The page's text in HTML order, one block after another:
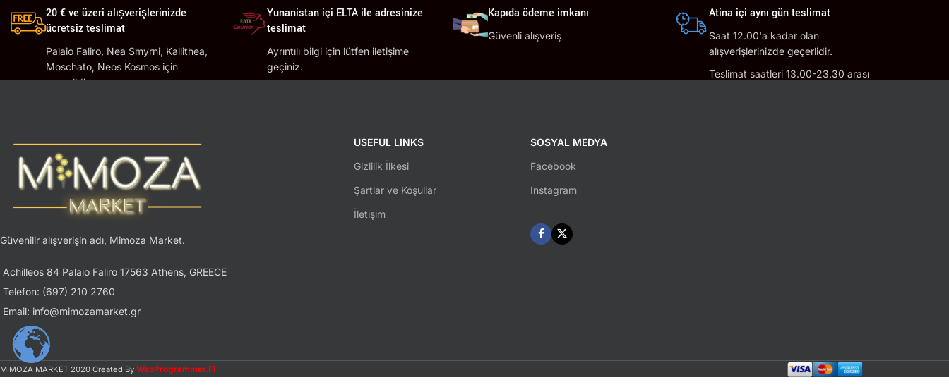
20 € ve üzeri alışverişlerinizde
ücretsiz teslimat
Palaio Faliro, Nea Smyrni, Kallithea,
Moschato, Neos Kosmos için
geçerlidir.
Yunanistan içi ELTA ile adresinize
teslimat
Ayrıntılı bilgi için lütfen iletişime
geçiniz.
Kapıda ödeme imkanı
Güvenli alışveriş
Atina içi aynı gün teslimat
Saat 12.00'a kadar olan
alışverişlerinizde geçerlidir.
Teslimat saatleri 13.00-23.30 arası
Güvenilir alışverişin adı, Mimoza Market.
Achilleos 84 Palaio Faliro 17563 Athens, GREECE
Telefon: (697) 210 2760
Email: info@mimozamarket.gr
USEFUL LINKS
Gizlilik İlkesi
Şartlar ve Koşullar
İletişim
SOSYAL MEDYA
Facebook
Instagram
MIMOZA MARKET 2020 Created By WebProgrammer.Fi